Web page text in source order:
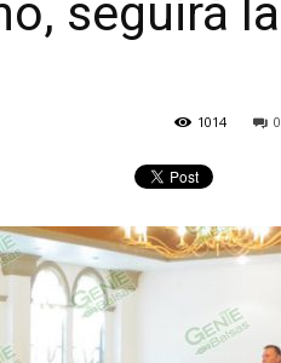
seguirá la
0
1014